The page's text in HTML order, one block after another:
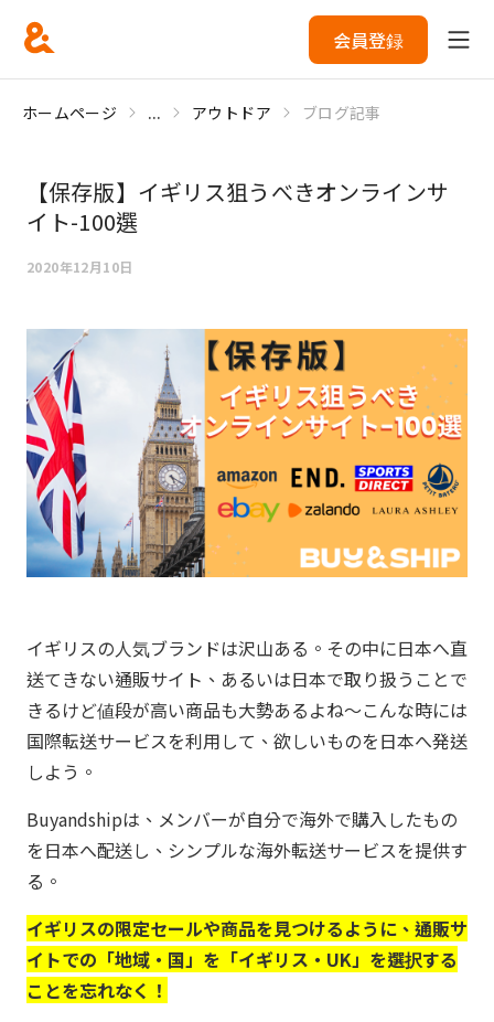
会員登録
ホームページ ... アウトドア ブログ記事
【保存版】イギリス狙うべきオンラインサ
イト-100選
2020年12月10日
イギリスの人気ブランドは沢山ある。その中に日本へ直
送てきない通販サイト、あるいは日本で取り扱うことで
きるけど値段が高い商品も大勢あるよね～こんな時には
国際転送サービスを利用して、欲しいものを日本へ発送
しよう。
Buyandshipは、メンバーが自分で海外で購入したもの
を日本へ配送し、シンプルな海外転送サービスを提供す
る。
イギリスの限定セールや商品を見つけるように、通販サ
イトでの「地域・国」を「イギリス・UK」を選択する
ことを忘れなく！